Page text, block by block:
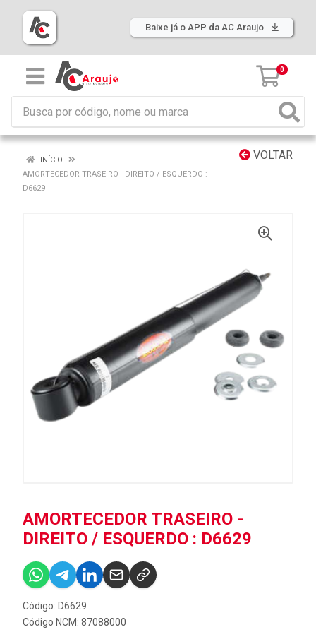
Baixe já o APP da AC Araujo
0
VOLTAR
INÍCIO
AMORTECEDOR TRASEIRO - DIREITO / ESQUERDO :
D6629
AMORTECEDOR TRASEIRO -
DIREITO / ESQUERDO : D6629
Código: D6629
Código NCM: 87088000